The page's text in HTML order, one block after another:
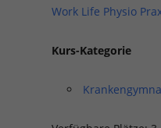
Work Life Physio
Kurs-Kategorie